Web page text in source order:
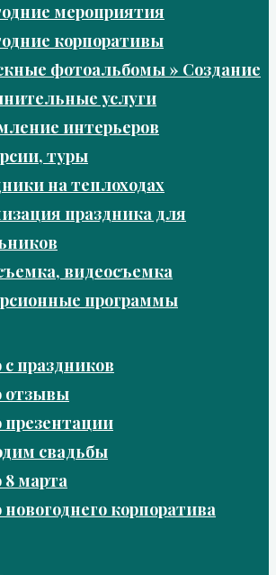
мероприятия
корпоративы
фотоальбомы » Создание
услуги
интерьеров
туры
на теплоходах
праздника для
видеосъемка
программы
праздников
отзывы
презентации
свадьбы
8 марта
корпоратива